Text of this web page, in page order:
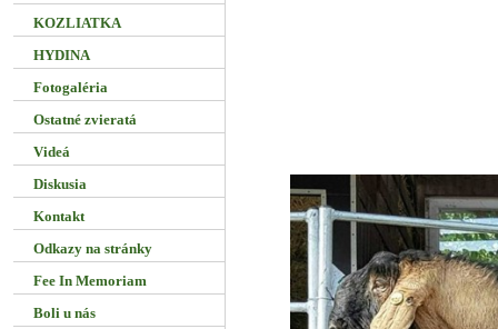
KOZLIATKA
HYDINA
Fotogaléria
Ostatné zvieratá
Videá
Diskusia
Kontakt
Odkazy na stránky
Fee In Memoriam
Boli u nás